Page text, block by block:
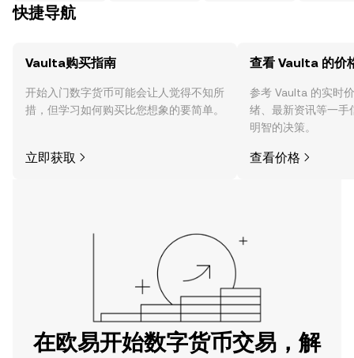
快捷导航
Vaulta购买指南
开始入门数字货币可能会让人觉得不知所
措，但学习如何购买比您想象的要简单。
立即获取
查看 Vaulta 的价
参考 Vaulta 的实时
绪、最新资讯等一手
明智的决策。
查看价格
在欧易开始数字货币交易，解